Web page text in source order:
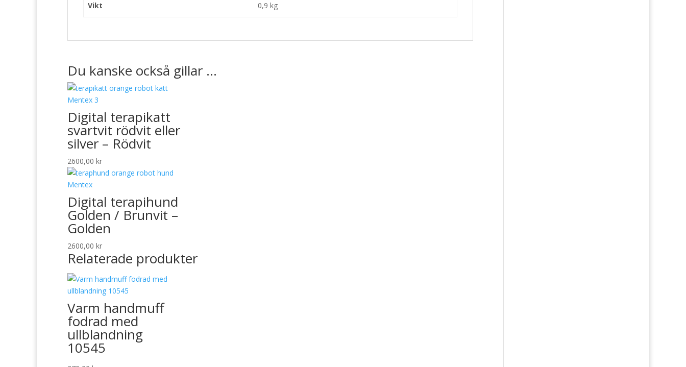
Vikt 0,9 kg
Du kanske också gillar …
Digital terapikatt
svartvit rödvit eller
silver – Rödvit
2600,00 kr
Digital terapihund
Golden / Brunvit –
Golden
2600,00 kr
Relaterade produkter
Varm handmuff
fodrad med
ullblandning
10545